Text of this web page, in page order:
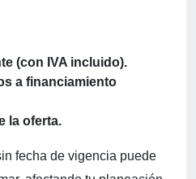
(con IVA incluido).
a financiamiento
la oferta.
fecha de vigencia puede